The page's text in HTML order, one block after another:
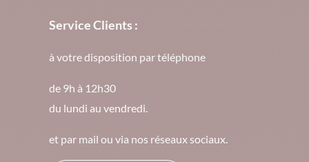
Service Clients :
à votre disposition par téléphone
de 9h à 12h30
du lundi au vendredi.
et par mail ou via nos réseaux sociaux.